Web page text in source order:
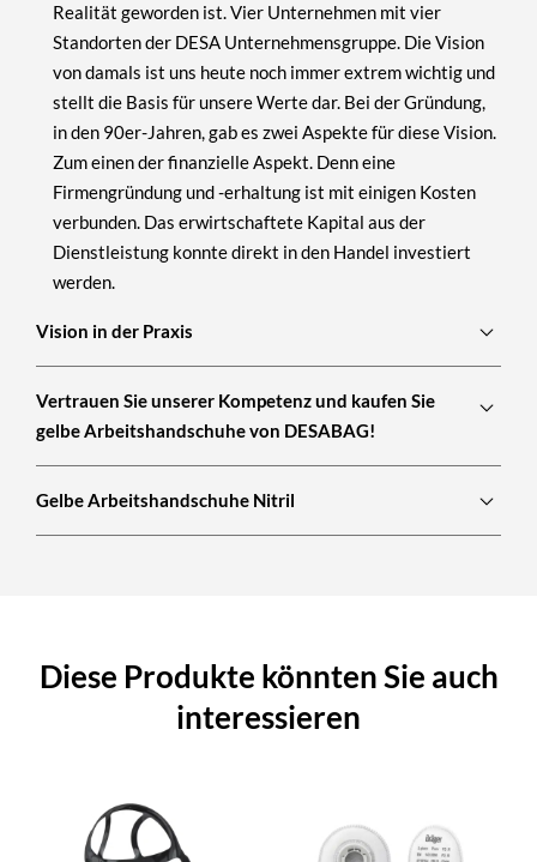
Realität geworden ist. Vier Unternehmen mit vier
Standorten der DESA Unternehmensgruppe. Die Vision
von damals ist uns heute noch immer extrem wichtig und
stellt die Basis für unsere Werte dar. Bei der Gründung,
in den 90er-Jahren, gab es zwei Aspekte für diese Vision.
Zum einen der finanzielle Aspekt. Denn eine
Firmengründung und -erhaltung ist mit einigen Kosten
verbunden. Das erwirtschaftete Kapital aus der
Dienstleistung konnte direkt in den Handel investiert
werden.
Vision in der Praxis
Vertrauen Sie unserer Kompetenz und kaufen Sie
gelbe Arbeitshandschuhe von DESABAG!
Gelbe Arbeitshandschuhe Nitril
Diese Produkte könnten Sie auch
interessieren